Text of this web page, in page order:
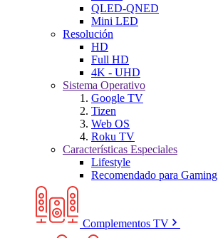
QLED-QNED
Mini LED
Resolución
HD
Full HD
4K - UHD
Sistema Operativo
Google TV
Tizen
Web OS
Roku TV
Características Especiales
Lifestyle
Recomendado para Gaming
Complementos TV